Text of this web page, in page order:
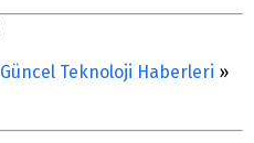
Güncel Teknoloji Haberleri »